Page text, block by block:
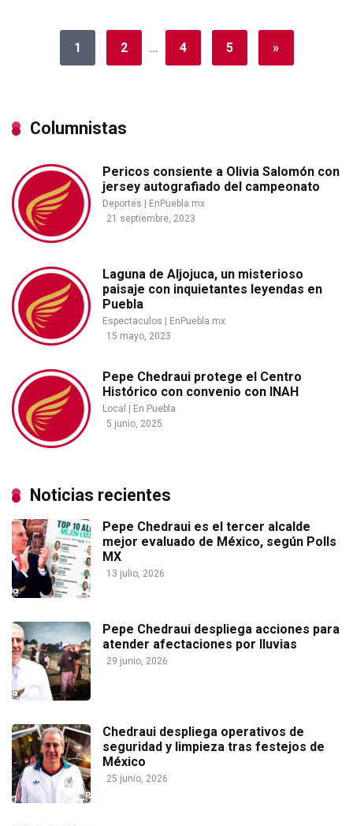
1 2 … 4 5 »
Columnistas
Pericos consiente a Olivia Salomón con
jersey autografiado del campeonato
Deportes
EnPuebla.mx
21 septiembre, 2023
Laguna de Aljojuca, un misterioso
paisaje con inquietantes leyendas en
Puebla
Espectaculos
EnPuebla.mx
15 mayo, 2023
Pepe Chedraui protege el Centro
Histórico con convenio con INAH
Local
En Puebla
5 junio, 2025
Noticias recientes
Pepe Chedraui es el tercer alcalde
mejor evaluado de México, según Polls
MX
13 julio, 2026
Pepe Chedraui despliega acciones para
atender afectaciones por lluvias
29 junio, 2026
Chedraui despliega operativos de
seguridad y limpieza tras festejos de
México
25 junio, 2026